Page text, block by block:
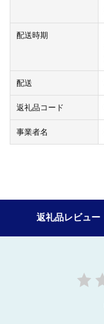
配送時期
配送
返礼品コード
事業者名
返礼品レビュー